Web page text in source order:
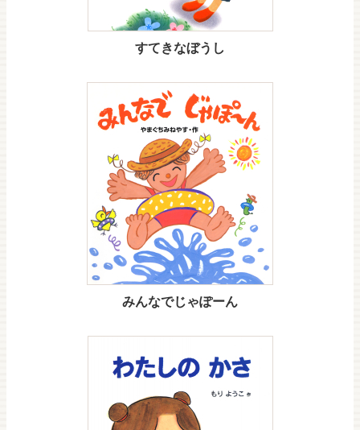
すてきなぼうし
みんなでじゃぽーん